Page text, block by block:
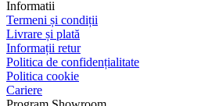
Informatii
Termeni și condiții
Livrare și plată
Informații retur
Politica de confidențialitate
Politica cookie
Cariere